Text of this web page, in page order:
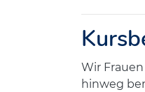
Wir
hinweg